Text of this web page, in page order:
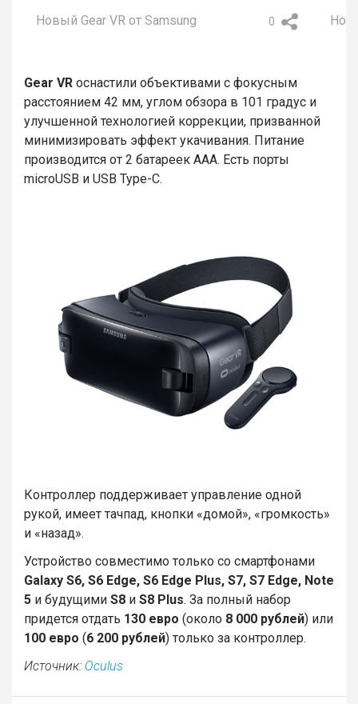
0
Новый Gear VR от Samsung
Gear VR оснастили объективами с фокусным
расстоянием 42 мм, углом обзора в 101 градус и
улучшенной технологией коррекции, призванной
минимизировать эффект укачивания. Питание
производится от 2 батареек AAA. Есть порты
microUSB и USB Type-C.
Контроллер поддерживает управление одной
рукой, имеет тачпад, кнопки «домой», «громкость»
и «назад».
Устройство совместимо только со смартфонами
Galaxy S6, S6 Edge, S6 Edge Plus, S7, S7 Edge, Note
5 и будущими S8 и S8 Plus. За полный набор
придется отдать 130 евро (около 8 000 рублей) или
100 евро (6 200 рублей) только за контроллер.
Источник: Oculus